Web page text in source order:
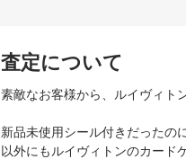
査定について
素敵なお客様から、ルイヴィ
新品未使用シール付きだった
以外にもルイヴィトンのカード